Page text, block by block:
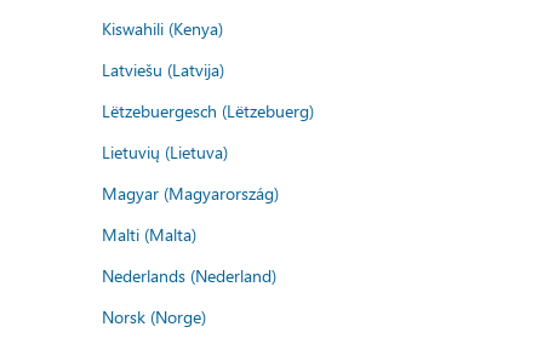
Kiswahili (Kenya)
Latviešu (Latvija)
Lëtzebuergesch (Lëtzebuerg)
Lietuvių (Lietuva)
Magyar (Magyarország)
Malti (Malta)
Nederlands (Nederland)
Norsk (Norge)